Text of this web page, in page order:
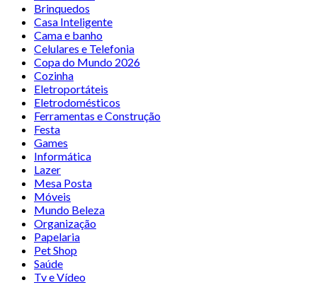
Brinquedos
Casa Inteligente
Cama e banho
Celulares e Telefonia
Copa do Mundo 2026
Cozinha
Eletroportáteis
Eletrodomésticos
Ferramentas e Construção
Festa
Games
Informática
Lazer
Mesa Posta
Móveis
Mundo Beleza
Organização
Papelaria
Pet Shop
Saúde
Tv e Vídeo